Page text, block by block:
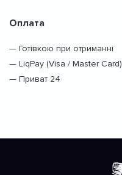
Оплата
— Готівкою при отриманні
— LiqPay (Visa / Master Card)
— Приват 24